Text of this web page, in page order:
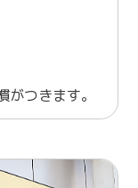
つきます。